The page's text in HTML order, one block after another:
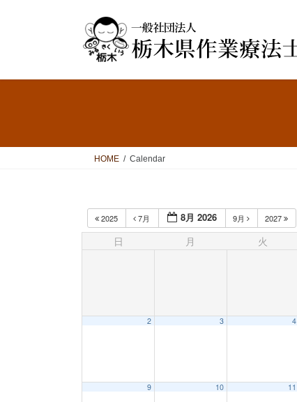
HOME Calendar
2025 7月 8月 2026 9月 2027
日 月 火
2 3 4
9 10 11